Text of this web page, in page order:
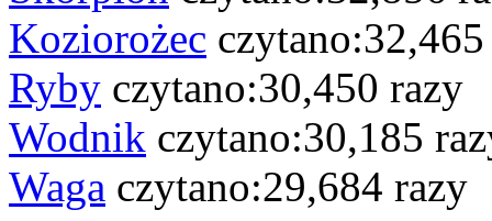
Koziorożec
Ryby czytano:30,450 razy
Wodnik czytano:30,185
Waga czytano:29,684 razy